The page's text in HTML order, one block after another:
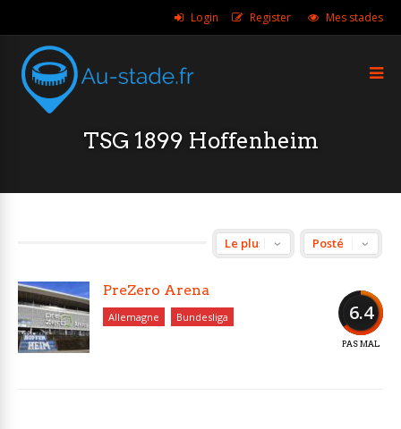
Login Register Mes stades
TSG 1899 Hoffenheim
6.4
PAS MAL
PreZero Arena
Allemagne Bundesliga